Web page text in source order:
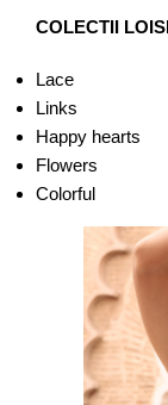
COLECTII
Lace
Links
Happy hearts
Flowers
Colorful